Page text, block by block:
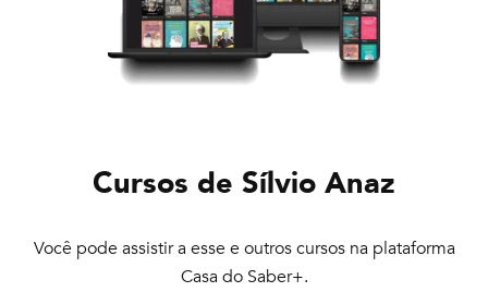
Cursos de Sílvio Anaz
Você pode assistir a esse e outros cursos na plataforma
Casa do Saber+.